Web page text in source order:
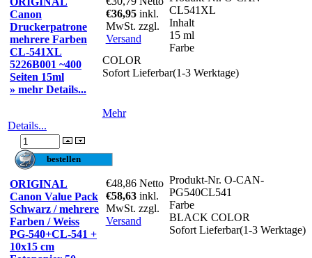
Canon
Druckerpatrone
mehrere Farben
CL-541XL
5226B001 ~400
Seiten 15ml
» mehr Details...
€36,95 inkl.
MwSt. zzgl.
Versand
CL541XL
Inhalt
15 ml
Farbe
COLOR
Sofort Lieferbar(1-3 Werktage)
Mehr
Details...
ORIGINAL
Canon Value Pack
Schwarz / mehrere
Farben / Weiss
PG-540+CL-541 +
10x15 cm
€48,86 Netto
€58,63 inkl.
MwSt. zzgl.
Versand
Produkt-Nr. O-CAN-
PG540CL541
Farbe
BLACK COLOR
Sofort Lieferbar(1-3 Werktage)